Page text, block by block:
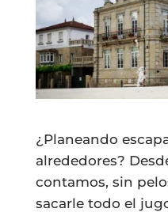
¿Planeando
alrededores?
contamos, sin
sacarle todo el